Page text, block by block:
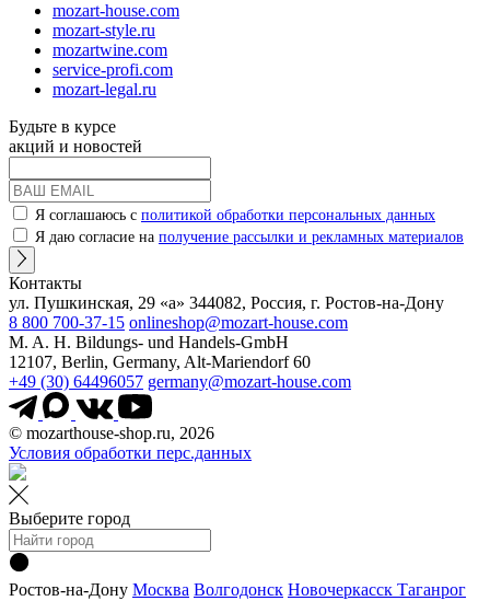
mozart-house.com
mozart-style.ru
mozartwine.com
service-profi.com
mozart-legal.ru
Будьте в курсе
акций и новостей
Я соглашаюсь с политикой обработки персональных данных
Я даю согласие на получение рассылки и рекламных материалов
Контакты
ул. Пушкинская, 29 «а» 344082, Россия, г. Ростов-на-Дону
8 800 700-37-15 onlineshop@mozart-house.com
M. A. H. Bildungs- und Handels-GmbH
12107, Berlin, Germany, Alt-Mariendorf 60
+49 (30) 64496057 germany@mozart-house.com
© mozarthouse-shop.ru, 2026
Условия обработки перс.данных
Выберите город
Ростов-на-Дону Москва Волгодонск Новочеркасск Таганрог